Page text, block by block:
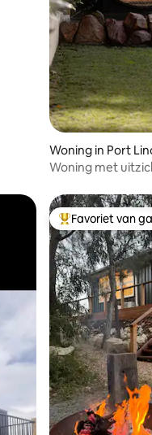
Woning in Port
Woning met
Topfavoriet van
Favoriet van